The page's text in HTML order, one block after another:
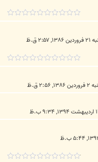
ق.ظ
۲:۵۶ ق.ظ